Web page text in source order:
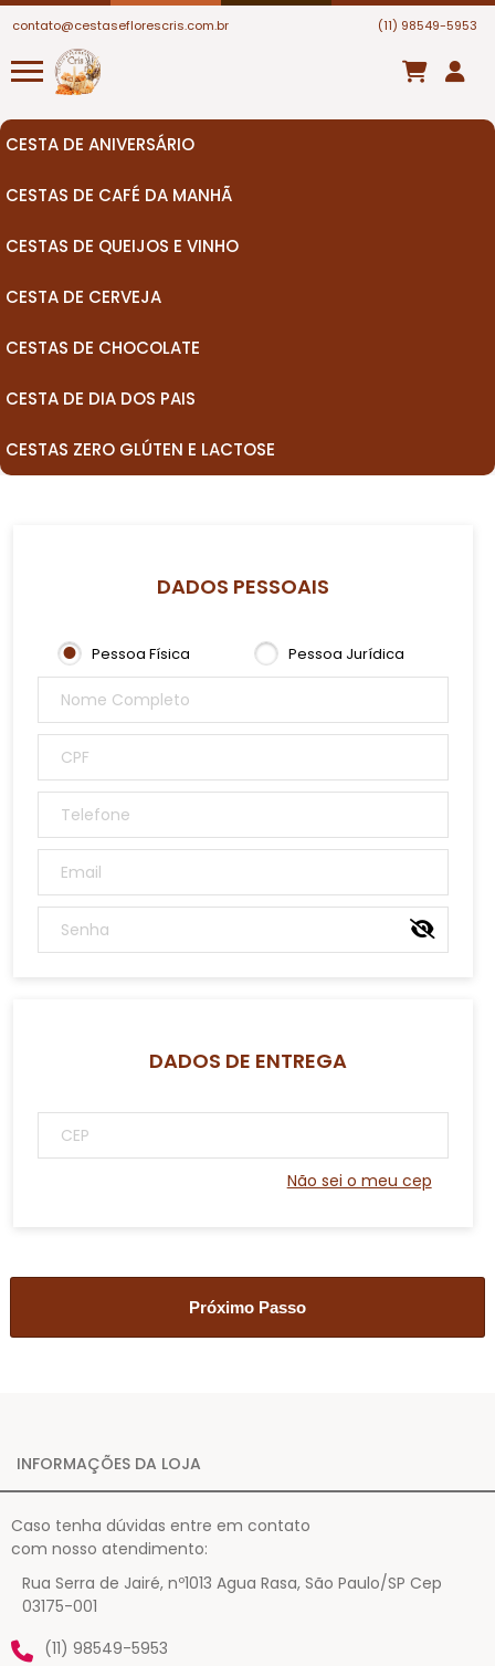
contato@cestaseflorescris.com.br (11) 98549-5953
CESTA DE ANIVERSÁRIO
CESTAS DE CAFÉ DA MANHÃ
CESTAS DE QUEIJOS E VINHO
CESTA DE CERVEJA
CESTAS DE CHOCOLATE
CESTA DE DIA DOS PAIS
CESTAS ZERO GLÚTEN E LACTOSE
DADOS PESSOAIS
Pessoa Física Pessoa Jurídica
DADOS DE ENTREGA
Não sei o meu cep
INFORMAÇÕES DA LOJA
Caso tenha dúvidas entre em contato
com nosso atendimento:
Rua Serra de Jairé, nº1013 Agua Rasa, São Paulo/SP Cep
03175-001
(11) 98549-5953